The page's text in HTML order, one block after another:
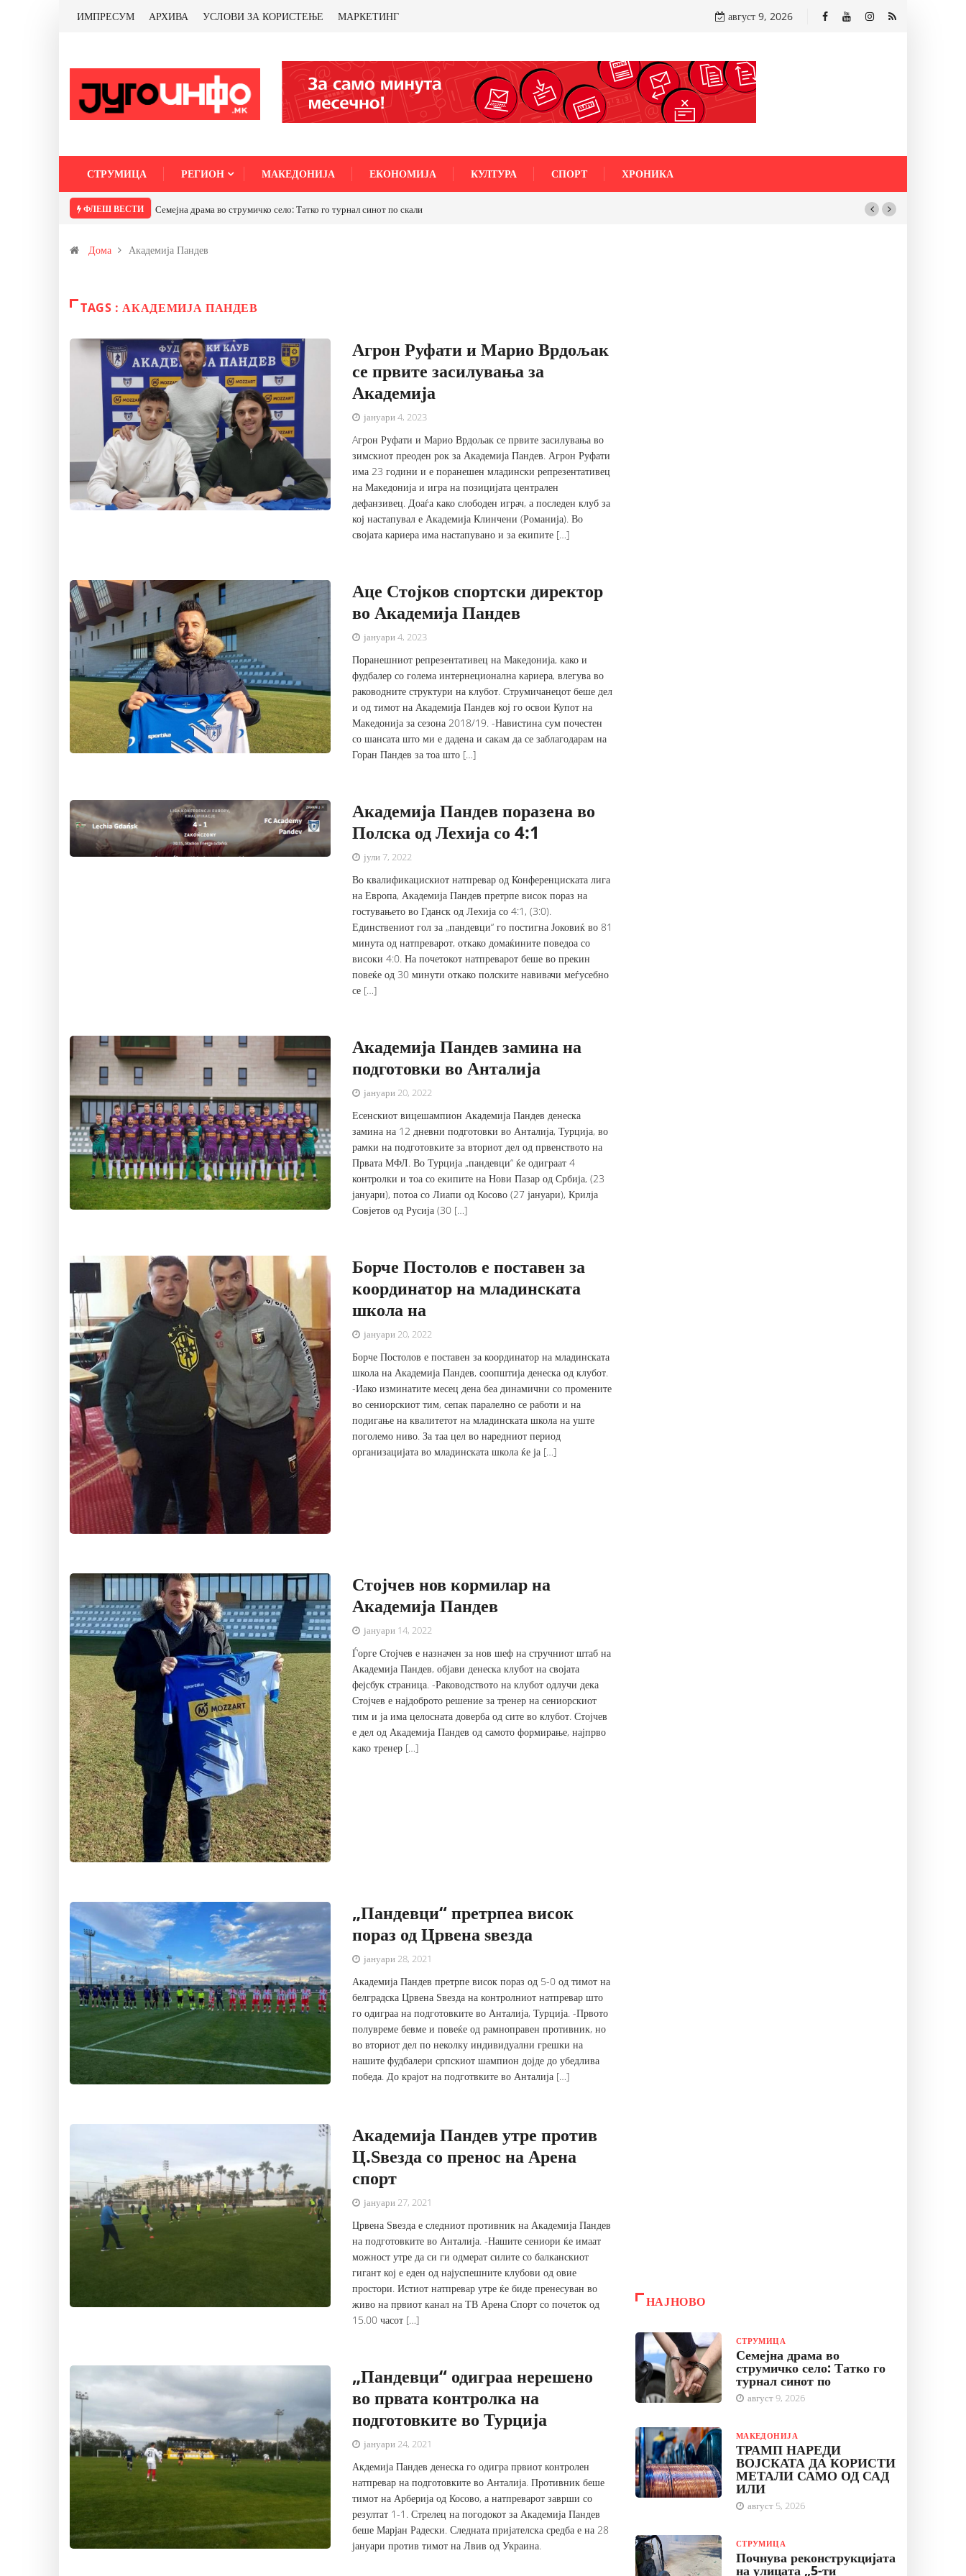
ИМПРЕСУМ АРХИВА УСЛОВИ ЗА КОРИСТЕЊЕ МАРКЕТИНГ август 9, 2026
СТРУМИЦА РЕГИОН МАКЕДОНИЈА ЕКОНОМИЈА КУЛТУРА СПОРТ ХРОНИКА
ФЛЕШ ВЕСТИ ТРАМП НАРЕДИ ВОЈСКАТА ДА КОРИСТИ МЕТАЛИ САМО ОД САД ИЛИ ОД ПАРТНЕРСКИ ЗЕМЈИ Ќе профитираме ли со бакарот од Иловица и со антимонот?
Дома Академија Пандев
TAGS : АКАДЕМИЈА ПАНДЕВ
Агрон Руфати и Марио Врдољак
се првите засилувања за
Академија
јануари 4, 2023
Aгрон Руфати и Марио Врдољак се првите засилувања во
зимскиот преоден рок за Академија Пандев. Агрон Руфати
има 23 години и е поранешен младински репрезентативец
на Македонија и игра на позицијата централен
дефанзивец. Доаѓа како слободен играч, а последен клуб за
кој настапувал е Академија Клинчени (Романија). Во
својата кариера има настапувано и за екипите […]
Аце Стојков спортски директор
во Академија Пандев
јануари 4, 2023
Поранешниот репрезентативец на Македонија, како и
фудбалер со голема интернеционална кариера, влегува во
раководните структури на клубот. Струмичанецот беше дел
и од тимот на Академија Пандев кој го освои Купот на
Македонија за сезона 2018/19. -Навистина сум почестен
со шансата што ми е дадена и сакам да се заблагодарам на
Горан Пандев за тоа што […]
Академија Пандев поразена во
Полска од Лехија со 4:1
јули 7, 2022
Во квалификацискиот натпревар од Конференциската лига
на Европа, Академија Пандев претрпе висок пораз на
гостувањето во Гданск од Лехија со 4:1, (3:0).
Единствениот гол за „пандевци“ го постигна Јоковиќ во 81
минута од натпреварот, откако домаќините поведоа со
високи 4:0. На почетокот натпреварот беше во прекин
повеќе од 30 минути откако полските навивачи меѓусебно
се […]
Академија Пандев замина на
подготовки во Анталија
јануари 20, 2022
Есенскиот вицешампион Академија Пандев денеска
замина на 12 дневни подготовки во Анталија, Турција, во
рамки на подготовките за вториот дел од првенството на
Првата МФЛ. Во Турција „пандевци“ ќе одиграат 4
контролки и тоа со екипите на Нови Пазар од Србија, (23
јануари), потоа со Лиапи од Косово (27 јануари), Крилја
Совјетов од Русија (30 […]
Борче Постолов е поставен за
координатор на младинската
школа на
јануари 20, 2022
Борче Постолов е поставен за координатор на младинската
школа на Академија Пандев, соопштија денеска од клубот.
-Иако изминатите месец дена беа динамични со промените
во сениорскиот тим, сепак паралелно се работи и на
подигање на квалитетот на младинската школа на уште
поголемо ниво. За таа цел во наредниот период
организацијата во младинската школа ќе ја […]
Стојчев нов кормилар на
Академија Пандев
јануари 14, 2022
Ѓорге Стојчев е назначен за нов шеф на стручниот штаб на
Академија Пандев, објави денеска клубот на својата
фејсбук страница. -Раководството на клубот одлучи дека
Стојчев е најдоброто решение за тренер на сениорскиот
тим и ја има целосната доверба од сите во клубот. Стојчев
е дел од Академија Пандев од самото формирање, најпрво
како тренер […]
„Пандевци“ претрпеа висок
пораз од Црвена ѕвезда
јануари 28, 2021
Академија Пандев претрпе висок пораз од 5-0 од тимот на
белградска Црвена Ѕвезда на контролниот натпревар што
го одиграа на подготовките во Анталија, Турција. -Првото
полувреме бевме и повеќе од рамноправен противник, но
во вториот дел по неколку индивидуални грешки на
нашите фудбалери српскиот шампион дојде до убедлива
победа. До крајот на подготвките во Анталија […]
Академија Пандев утре против
Ц.Ѕвезда со пренос на Арена
спорт
јануари 27, 2021
Црвена Ѕвезда е следниот противник на Академија Пандев
на подготовките во Анталија. -Нашите сениори ќе имаат
можност утре да си ги одмерат силите со балканскиот
гигант кој е еден од најуспешните клубови од овие
простори. Истиот натпревар утре ќе биде пренесуван во
живо на првиот канал на ТВ Арена Спорт со почеток од
15.00 часот […]
„Пандевци“ одиграа нерешено
во првата контролка на
подготовките во Турција
јануари 24, 2021
Акдемија Пандев денеска го одигра првиот контролен
натпревар на подготовките во Анталија. Противник беше
тимот на Арберија од Косово, а натпреварот заврши со
резултат 1-1. Стрелец на погодокот за Академија Пандев
беше Марјан Радески. Следната пријателска средба е на 28
јануари против тимот на Лвив од Украина.
НАЈНОВО
СТРУМИЦА
Семејна драма во
струмичко село: Татко го
турнал синот по
август 9, 2026
МАКЕДОНИЈА
ТРАМП НАРЕДИ
ВОЈСКАТА ДА КОРИСТИ
МЕТАЛИ САМО ОД САД
ИЛИ
август 5, 2026
СТРУМИЦА
Почнува реконструкцијата
на улицата „5-ти